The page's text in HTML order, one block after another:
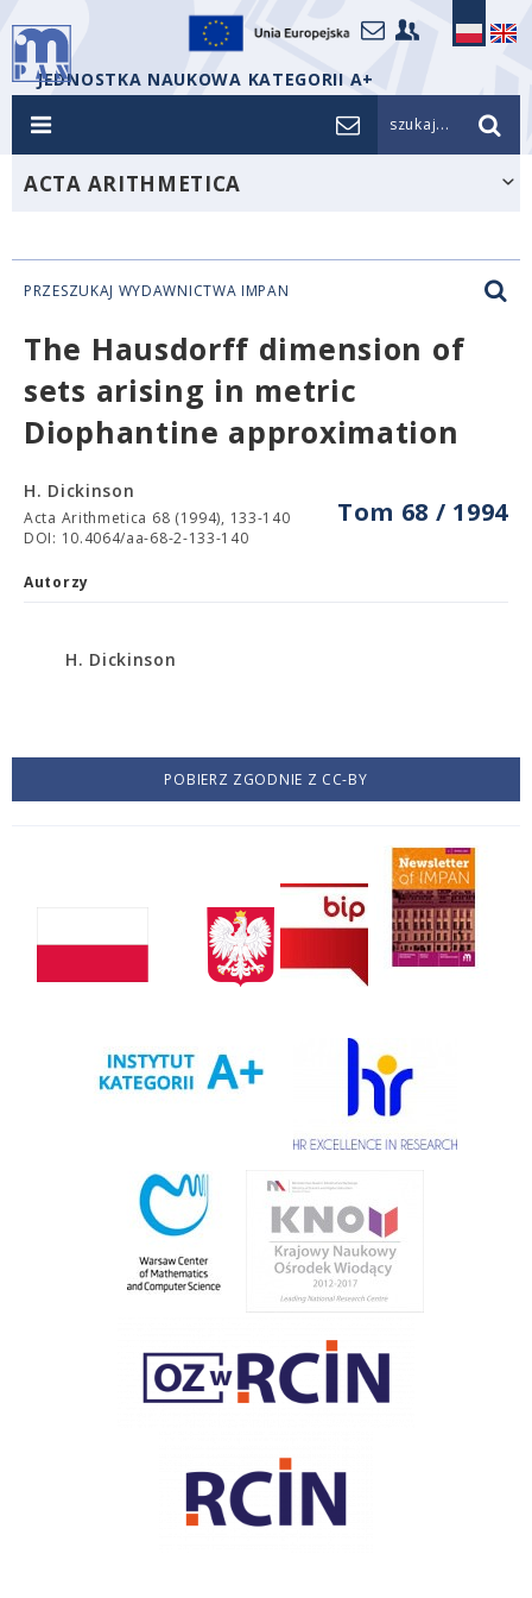
JEDNOSTKA NAUKOWA KATEGORII A+
szukaj...
ACTA ARITHMETICA
PRZESZUKAJ WYDAWNICTWA IMPAN
The Hausdorff dimension of
sets arising in metric
Diophantine approximation
Tom 68 / 1994
H. Dickinson
Acta Arithmetica 68 (1994), 133-140
DOI: 10.4064/aa-68-2-133-140
Autorzy
H. Dickinson
POBIERZ ZGODNIE Z CC-BY